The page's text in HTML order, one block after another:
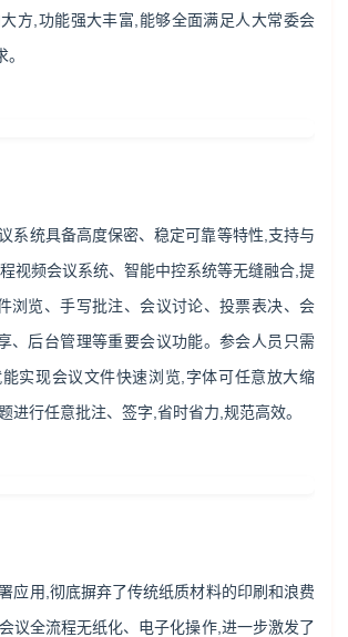
方,功能强大丰富,能够全面满足人大常委会
系统具备高度保密、稳定可靠等特性,支持与
视频会议系统、智能中控系统等无缝融合,提
浏览、手写批注、会议讨论、投票表决、会
、后台管理等重要会议功能。参会人员只需
实现会议文件快速浏览,字体可任意放大缩
进行任意批注、签字,省时省力,规范高效。
应用,彻底摒弃了传统纸质材料的印刷和浪费
议全流程无纸化、电子化操作,进一步激发了